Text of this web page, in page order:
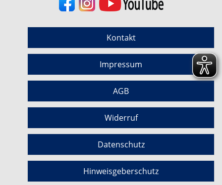
Kontakt
Impressum
AGB
Widerruf
Datenschutz
Hinweisgeberschutz